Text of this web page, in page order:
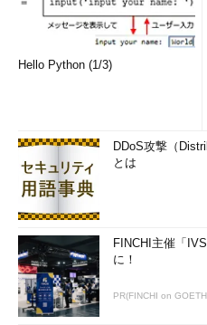
Hello Python (1/3)
DDoS攻撃（
とは
FINCHI主催「
に！
PR(FINCHI on